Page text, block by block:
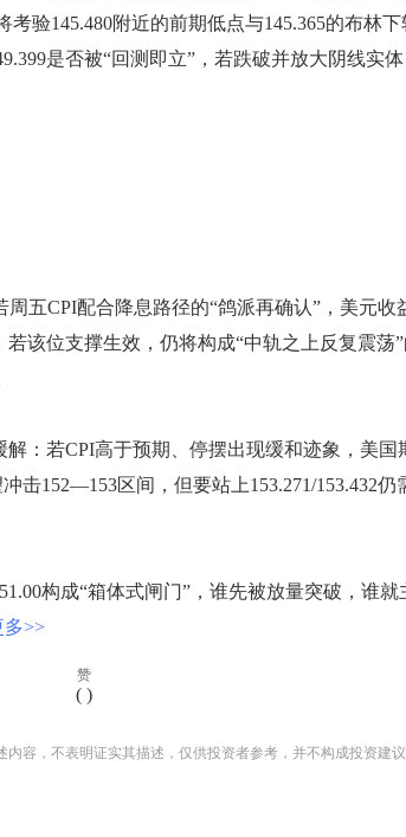
验145.480附近的前期低点与145.365的布林
是否被“回测即立”，若跌破并放大阴线实
CPI配合降息路径的“鸽派再确认”，美元收
该位支撑生效，仍将构成“中轨之上反复震荡
若CPI高于预期、停摆出现缓和迹象，美国
击152—153区间，但要站上153.271/153.432仍
构成“箱体式闸门”，谁先被放量突破，谁就
多>>
赞
( )
容，不表明证实其描述，仅供投资者参考，并不构成投资建